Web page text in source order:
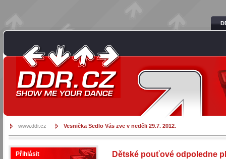
DDR.cz
www.ddr.cz Vesnička Sedlo Vás zve v neděli 29.7. 2012.
Přihlásit Dětské pouťové odpoledne